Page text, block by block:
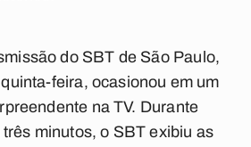
do SBT de São Paulo,
feira, ocasionou em um
na TV. Durante
minutos, o SBT exibiu as